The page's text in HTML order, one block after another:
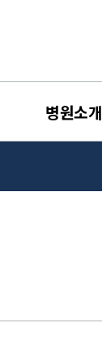
병원소개